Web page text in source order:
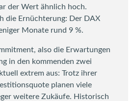
der Wert ähnlich hoch.
die Ernüchterung: Der DAX
Monate rund 9 %.
also die Erwartungen
in den kommenden zwei
extrem aus: Trotz ihrer
planen viele
weitere Zukäufe. Historisch